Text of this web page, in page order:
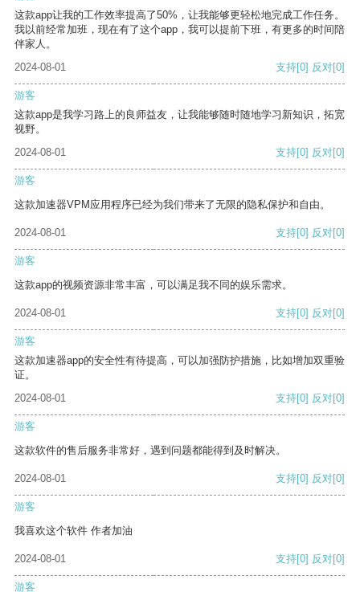
这款app让我的工作效率提高了50%，让我能够更轻松地完成工作任务。
我以前经常加班，现在有了这个app，我可以提前下班，有更多的时间陪
伴家人。
2024-08-01
支持[0] 反对[0]
游客
这款app是我学习路上的良师益友，让我能够随时随地学习新知识，拓宽
视野。
2024-08-01
支持[0] 反对[0]
游客
这款加速器VPM应用程序已经为我们带来了无限的隐私保护和自由。
2024-08-01 支持[0] 反对[0]
游客
这款app的视频资源非常丰富，可以满足我不同的娱乐需求。
2024-08-01 支持[0] 反对[0]
游客
这款加速器app的安全性有待提高，可以加强防护措施，比如增加双重验
证。
2024-08-01
支持[0] 反对[0]
游客
这款软件的售后服务非常好，遇到问题都能得到及时解决。
2024-08-01 支持[0] 反对[0]
游客
我喜欢这个软件 作者加油
2024-08-01 支持[0] 反对[0]
游客